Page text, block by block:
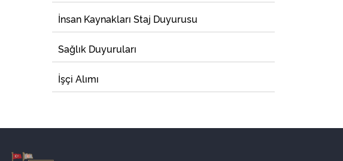
İnsan Kaynakları Staj Duyurusu
Sağlık Duyuruları
İşçi Alımı